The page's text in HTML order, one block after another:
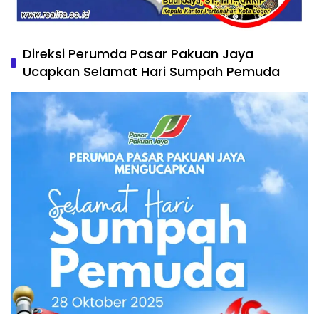
Direksi Perumda Pasar Pakuan Jaya
Ucapkan Selamat Hari Sumpah Pemuda